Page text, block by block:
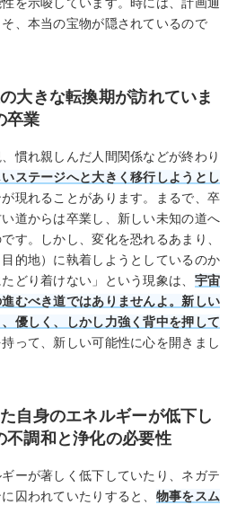
を示唆しています。時には、計画通
、本当の宝物が隠されているので
大きな転換期が訪れていま
卒業
慣れ親しんだ人間関係などが終わり
ステージへと大きく移行しようとし
現れることがあります。まるで、卒
道からは卒業し、新しい未知の道へ
す。しかし、変化を恐れるあまり、
的地）に執着しようとしているのか
どり着けない」という現象は、 宇宙
むべき道ではありませんよ。新しい
優しく、しかし力強く背中を押して
って、新しい可能性に心を開きまし
自身のエネルギーが低下し
不調和と浄化の必要性
ーが著しく低下していたり、ネガテ
囚われていたりすると、 物事をスム